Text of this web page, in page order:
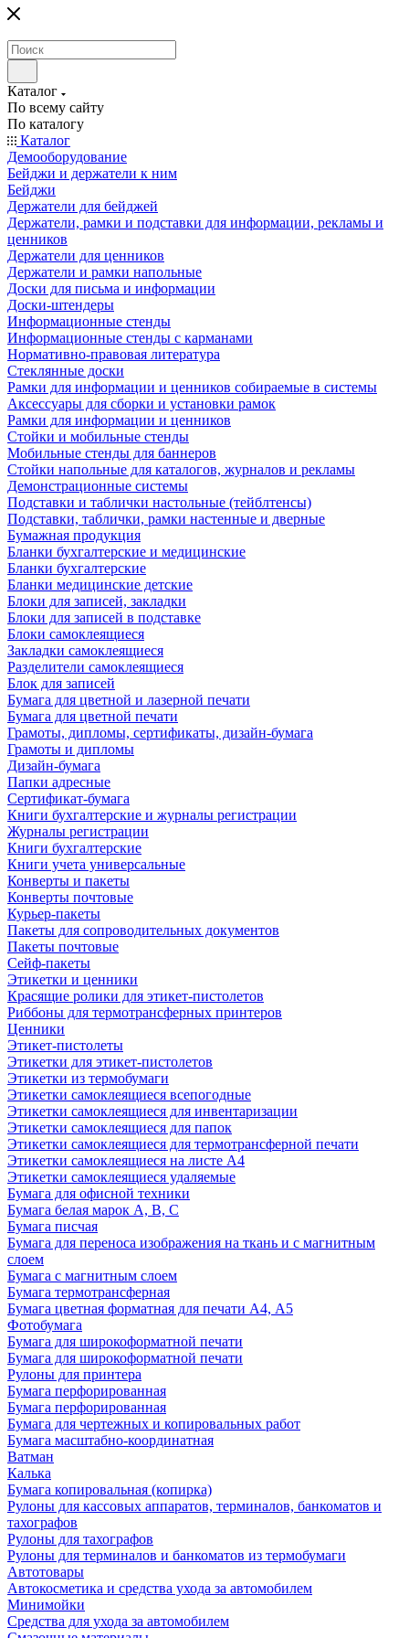
Каталог
По всему сайту
По каталогу
Каталог
Демооборудование
Бейджи и держатели к ним
Бейджи
Держатели для бейджей
Держатели, рамки и подставки для информации, рекламы и
ценников
Держатели для ценников
Держатели и рамки напольные
Доски для письма и информации
Доски-штендеры
Информационные стенды
Информационные стенды с карманами
Нормативно-правовая литература
Стеклянные доски
Рамки для информации и ценников собираемые в системы
Аксессуары для сборки и установки рамок
Рамки для информации и ценников
Стойки и мобильные стенды
Мобильные стенды для баннеров
Стойки напольные для каталогов, журналов и рекламы
Демонстрационные системы
Подставки и таблички настольные (тейблтенсы)
Подставки, таблички, рамки настенные и дверные
Бумажная продукция
Бланки бухгалтерские и медицинские
Бланки бухгалтерские
Бланки медицинские детские
Блоки для записей, закладки
Блоки для записей в подставке
Блоки самоклеящиеся
Закладки самоклеящиеся
Разделители самоклеящиеся
Блок для записей
Бумага для цветной и лазерной печати
Бумага для цветной печати
Грамоты, дипломы, сертификаты, дизайн-бумага
Грамоты и дипломы
Дизайн-бумага
Папки адресные
Сертификат-бумага
Книги бухгалтерские и журналы регистрации
Журналы регистрации
Книги бухгалтерские
Книги учета универсальные
Конверты и пакеты
Конверты почтовые
Курьер-пакеты
Пакеты для сопроводительных документов
Пакеты почтовые
Сейф-пакеты
Этикетки и ценники
Красящие ролики для этикет-пистолетов
Риббоны для термотрансферных принтеров
Ценники
Этикет-пистолеты
Этикетки для этикет-пистолетов
Этикетки из термобумаги
Этикетки самоклеящиеся всепогодные
Этикетки самоклеящиеся для инвентаризации
Этикетки самоклеящиеся для папок
Этикетки самоклеящиеся для термотрансферной печати
Этикетки самоклеящиеся на листе А4
Этикетки самоклеящиеся удаляемые
Бумага для офисной техники
Бумага белая марок А, В, С
Бумага писчая
Бумага для переноса изображения на ткань и с магнитным
слоем
Бумага с магнитным слоем
Бумага термотрансферная
Бумага цветная форматная для печати А4, А5
Фотобумага
Бумага для широкоформатной печати
Бумага для широкоформатной печати
Рулоны для принтера
Бумага перфорированная
Бумага перфорированная
Бумага для чертежных и копировальных работ
Бумага масштабно-координатная
Ватман
Калька
Бумага копировальная (копирка)
Рулоны для кассовых аппаратов, терминалов, банкоматов и
тахографов
Рулоны для тахографов
Рулоны для терминалов и банкоматов из термобумаги
Автотовары
Автокосметика и средства ухода за автомобилем
Минимойки
Средства для ухода за автомобилем